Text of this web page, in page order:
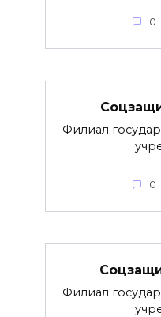
0
Филиал
0
Филиал